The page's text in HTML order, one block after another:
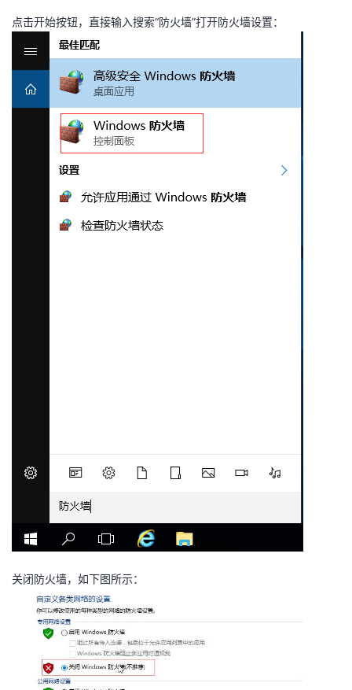
点击开始按钮，直接输入搜索“防火墙”打开防火墙设置：
关闭防火墙，如下图所示：